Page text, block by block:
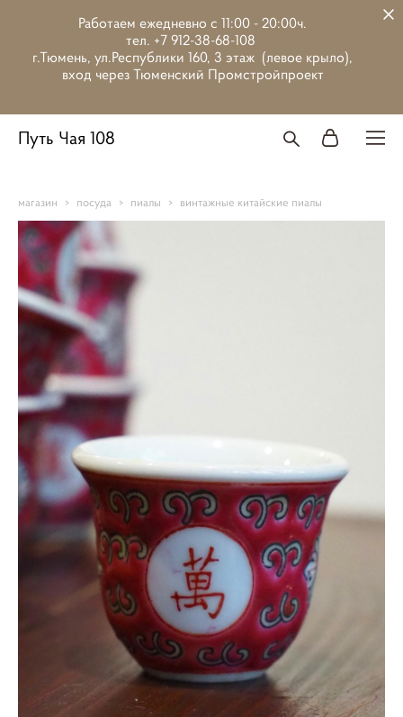
Работаем ежедневно с 11:00 - 20:00ч.
тел. +7 912-38-68-108
г.Тюмень, ул.Республики 160, 3 этаж (левое крыло),
вход через Тюменский Промстройпроект
Путь Чая 108
магазин > посуда > пиалы > винтажные китайские пиалы